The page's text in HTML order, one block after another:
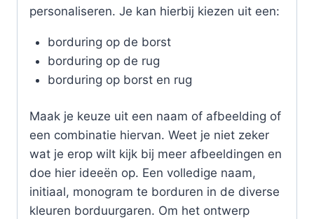
personaliseren. Je kan hierbij kiezen uit een:
borduring op de borst
borduring op de rug
borduring op borst en rug
Maak je keuze uit een naam of afbeelding of
een combinatie hiervan. Weet je niet zeker
wat je erop wilt kijk bij meer afbeeldingen en
doe hier ideeën op. Een volledige naam,
initiaal, monogram te borduren in de diverse
kleuren borduurgaren. Om het ontwerp